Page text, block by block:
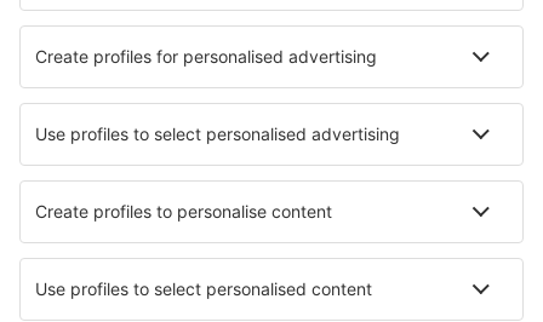
Hotely in Ognyanovo Hotely in Boazat
Nejlepší hotely - města
Hotely in Stanardsville Hotely in Compiobbi
Hotely v Kütahyi Hotely in Spéracèdes
Hotely in Andreykovo Hotely in Jōetsu